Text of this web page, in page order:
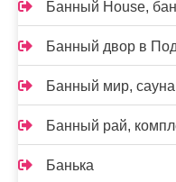
Банный House,
Банный двор в
Банный мир, сауна
Банный рай,
Банька